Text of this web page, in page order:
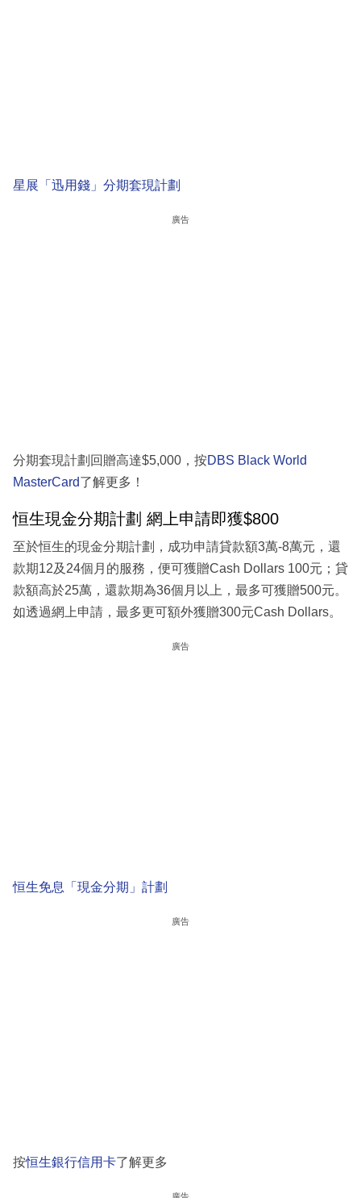
星展「迅用錢」分期套現計劃
廣告
分期套現計劃回贈高達$5,000，按DBS Black World
MasterCard了解更多！
恒生現金分期計劃 網上申請即獲$800
至於恒生的現金分期計劃，成功申請貸款額3萬-8萬元，還
款期12及24個月的服務，便可獲贈Cash Dollars 100元；貸
款額高於25萬，還款期為36個月以上，最多可獲贈500元。
如透過網上申請，最多更可額外獲贈300元Cash Dollars。
廣告
恒生免息「現金分期」計劃
廣告
按恒生銀行信用卡了解更多